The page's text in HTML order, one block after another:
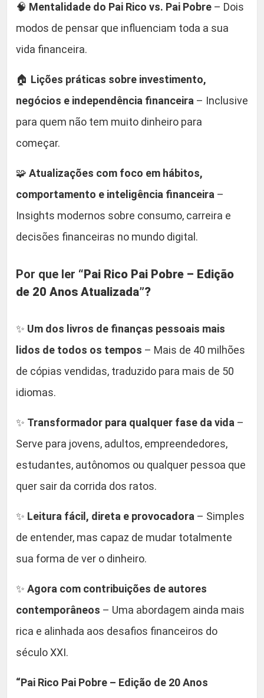
i
,
a
y
J
o
B
s
h
o
C
h
r
l
s
D
h
i
g
q
a
n
i
d
e
🧠 Mentalidade do Pai Rico vs. Pai Pobre – Dois
modos de pensar que influenciam toda a sua
vida financeira.
🏠 Lições práticas sobre investimento,
negócios e independência financeira – Inclusive
para quem não tem muito dinheiro para
começar.
🧩 Atualizações com foco em hábitos,
comportamento e inteligência financeira –
Insights modernos sobre consumo, carreira e
decisões financeiras no mundo digital.
Por que ler “Pai Rico Pai Pobre – Edição
de 20 Anos Atualizada”?
✨ Um dos livros de finanças pessoais mais
lidos de todos os tempos – Mais de 40 milhões
de cópias vendidas, traduzido para mais de 50
idiomas.
✨ Transformador para qualquer fase da vida –
Serve para jovens, adultos, empreendedores,
estudantes, autônomos ou qualquer pessoa que
quer sair da corrida dos ratos.
✨ Leitura fácil, direta e provocadora – Simples
de entender, mas capaz de mudar totalmente
sua forma de ver o dinheiro.
✨ Agora com contribuições de autores
contemporâneos – Uma abordagem ainda mais
rica e alinhada aos desafios financeiros do
século XXI.
“Pai Rico Pai Pobre – Edição de 20 Anos